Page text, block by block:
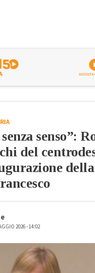
ASCOLTA
senso”:
del
2026 - 14:02